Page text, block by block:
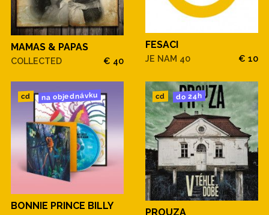
MAMAS & PAPAS
COLLECTED € 40
FESACI
JE NAM 40 € 10
cd na objednávku
BONNIE PRINCE BILLY
cd do 24h
PROUZA